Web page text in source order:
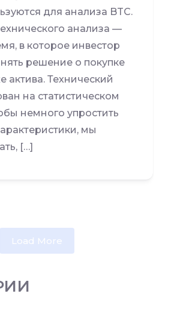
для анализа BTC.
анализа —
в которое инвестор
решение о покупке
актива. Технический
на статистическом
немного упростить
мы
[…]
Load More